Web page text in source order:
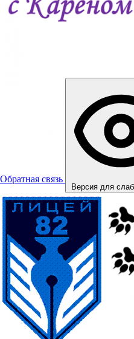
Обратная связь
Версия для
30.11.2017